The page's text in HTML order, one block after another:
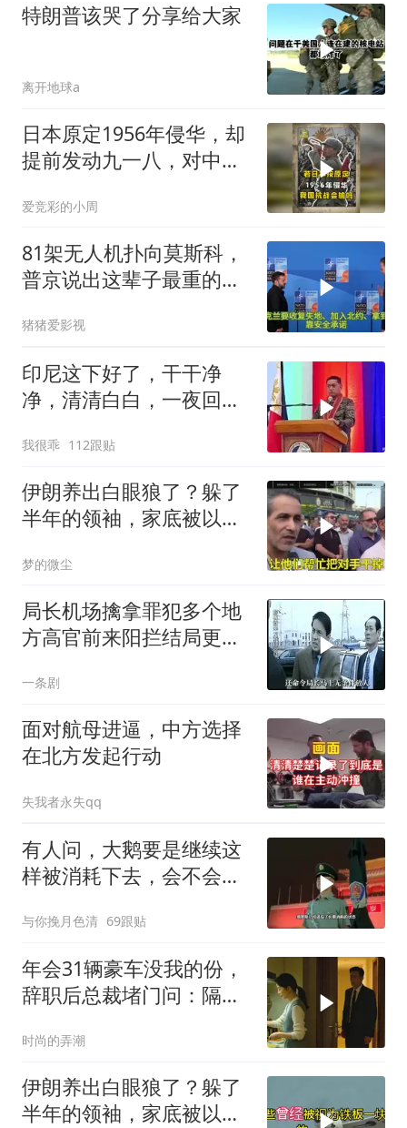
特朗普该哭了分享给大家
离开地球a
日本原定1956年侵华，却
提前发动九一八，对中国
爱竞彩的小周
81架无人机扑向莫斯科，
普京说出这辈子最重的一
猪猪爱影视
印尼这下好了，干干净
净，清清白白，一夜回到
我很乖 112跟贴
伊朗养出白眼狼了？躲了
半年的领袖，家底被以色
梦的微尘
局长机场擒拿罪犯多个地
方高官前来阳拦结局更引
一条剧
面对航母进逼，中方选择
在北方发起行动
失我者永失qq
有人问，大鹅要是继续这
样被消耗下去，会不会灭
与你挽月色清 69跟贴
年会31辆豪车没我的份，
辞职后总裁堵门问：隔壁
时尚的弄潮
伊朗养出白眼狼了？躲了
半年的领袖，家底被以色